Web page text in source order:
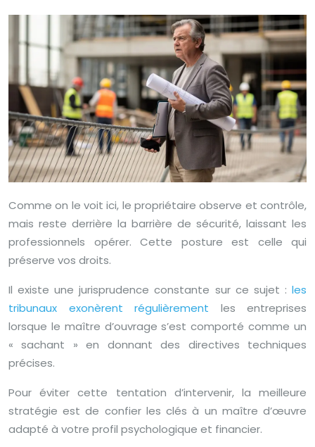
Comme on le voit ici, le propriétaire observe et contrôle,
mais reste derrière la barrière de sécurité, laissant les
professionnels opérer. Cette posture est celle qui
préserve vos droits.
Il existe une jurisprudence constante sur ce sujet : les
tribunaux exonèrent régulièrement les entreprises
lorsque le maître d’ouvrage s’est comporté comme un
« sachant » en donnant des directives techniques
précises.
Pour éviter cette tentation d’intervenir, la meilleure
stratégie est de confier les clés à un maître d’œuvre
adapté à votre profil psychologique et financier.